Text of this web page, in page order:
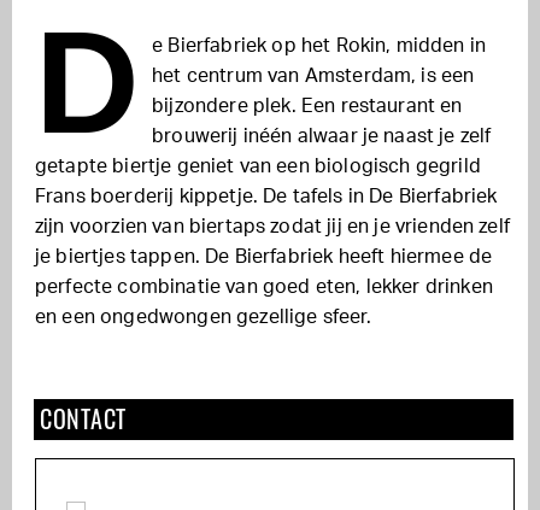
D
e Bierfabriek op het Rokin, midden in
het centrum van Amsterdam, is een
bijzondere plek. Een restaurant en
brouwerij inéén alwaar je naast je zelf
getapte biertje geniet van een biologisch gegrild
Frans boerderij kippetje. De tafels in De Bierfabriek
zijn voorzien van biertaps zodat jij en je vrienden zelf
je biertjes tappen. De Bierfabriek heeft hiermee de
perfecte combinatie van goed eten, lekker drinken
en een ongedwongen gezellige sfeer.
CONTACT